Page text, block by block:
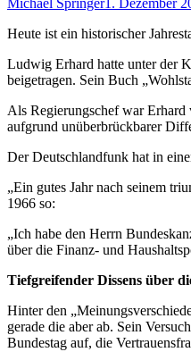
Michael Springer1. Dezember
Heute ist ein historischer
Ludwig Erhard hatte unter der
beigetragen. Sein Buch
Als Regierungschef war
aufgrund unüberbrückbarer
Der Deutschlandfunk hat in
„Ein gutes Jahr nach seinem
1966 so:
„Ich habe den Herrn
über die Finanz- und
Tiefgreifender Dissens über
Hinter den
gerade die aber ab. Sein
Bundestag auf, die